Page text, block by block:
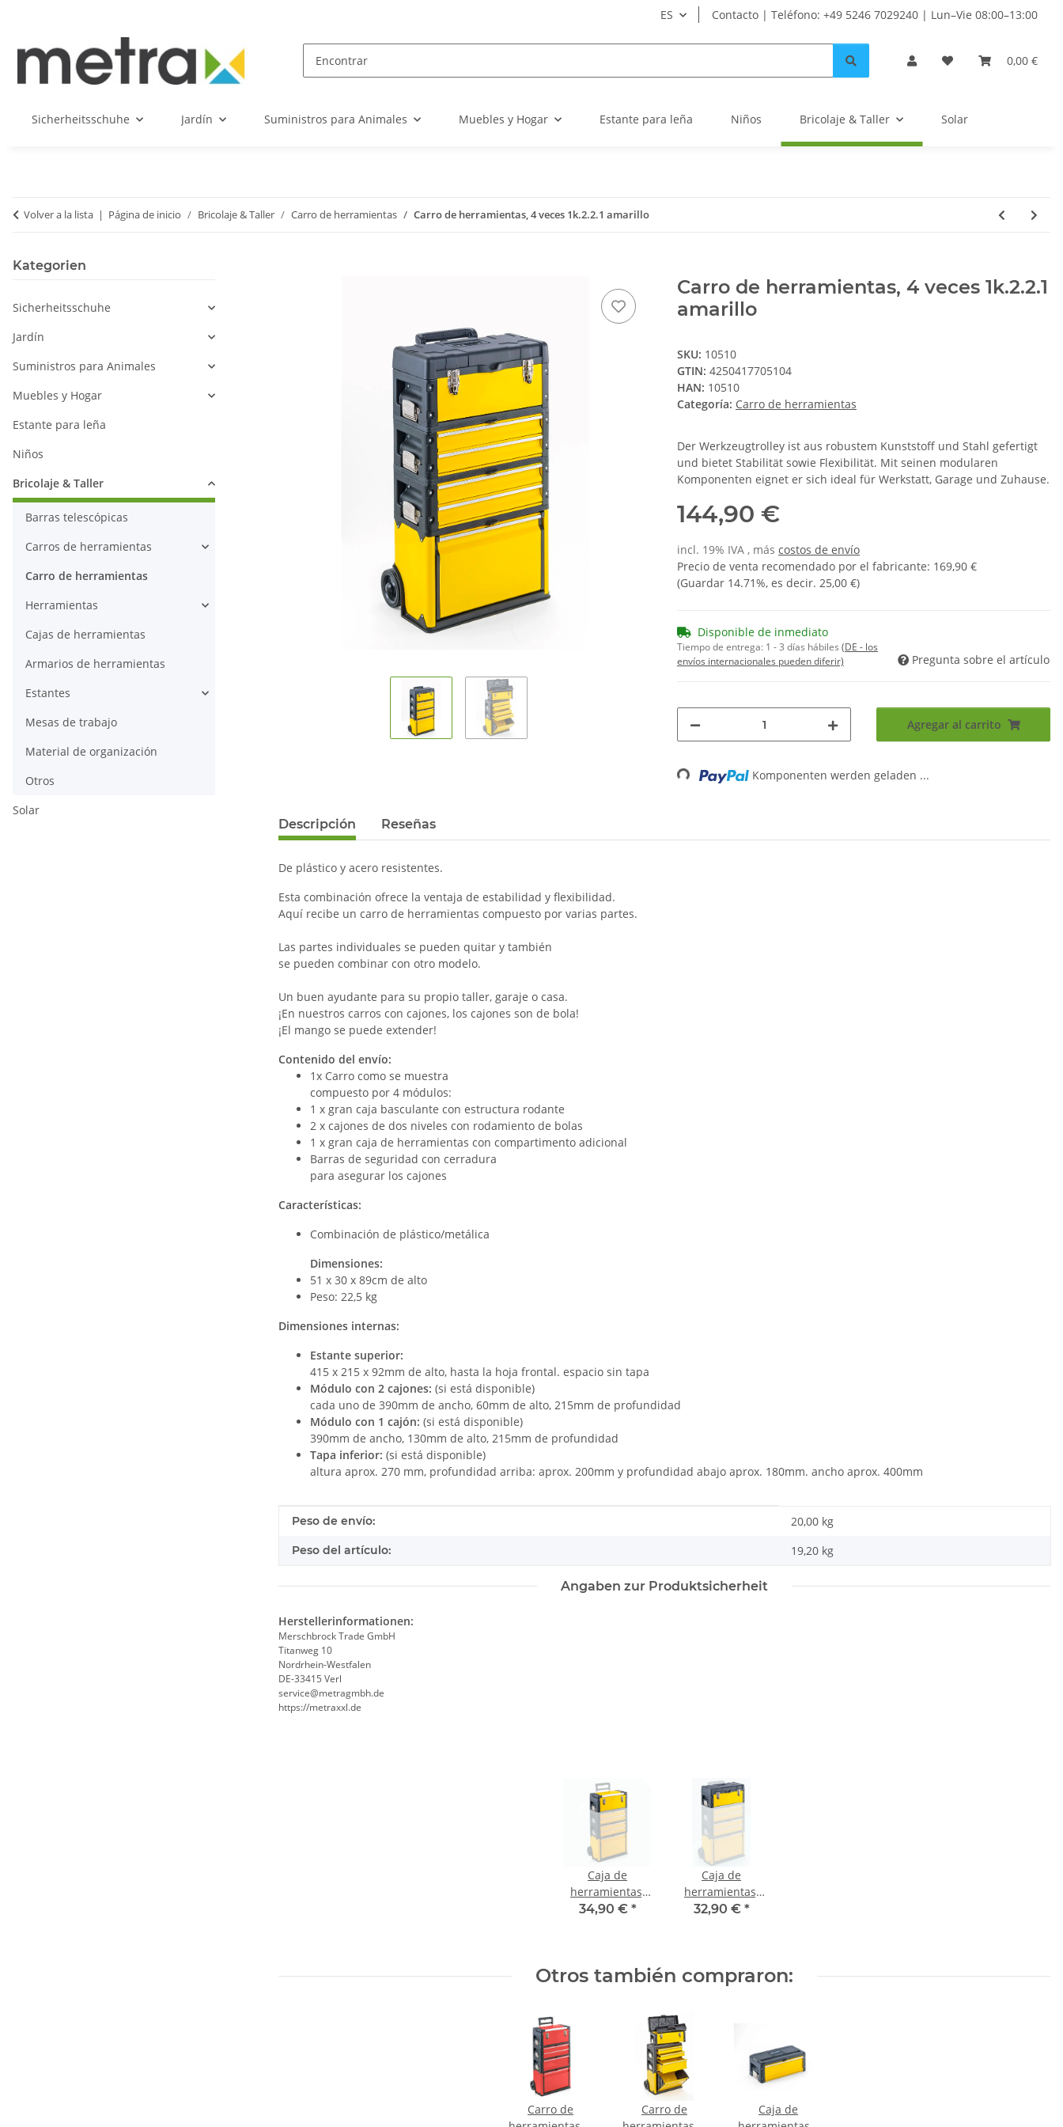
ES Contacto | Teléfono: +49 5246 7029240 | Lun–Vie 08:00–13:00
0,00 €
Sicherheitsschuhe Jardín Suministros para Animales Muebles y Hogar Estante para leña Niños Bricolaje & Taller Solar
Volver a la lista Página de inicio Bricolaje & Taller Carro de herramientas Carro de herramientas, 4 veces 1k.2.2.1 amarillo
Carro de herramientas, 4 veces 1k.2.2.1
amarillo
SKU: 10510
GTIN: 4250417705104
HAN: 10510
Categoría: Carro de herramientas
Der Werkzeugtrolley ist aus robustem Kunststoff und Stahl gefertigt
und bietet Stabilität sowie Flexibilität. Mit seinen modularen
Komponenten eignet er sich ideal für Werkstatt, Garage und Zuhause.
144,90 €
incl. 19% IVA , más costos de envío
Precio de venta recomendado por el fabricante: 169,90 €
(Guardar 14.71%, es decir. 25,00 €)
Disponible de inmediato
Tiempo de entrega: 1 - 3 días hábiles (DE - los
envíos internacionales pueden diferir)
Pregunta sobre el artículo
Agregar al carrito
Loading... Komponenten werden geladen ...
Descripción Reseñas
De plástico y acero resistentes.
Esta combinación ofrece la ventaja de estabilidad y flexibilidad.
Aquí recibe un carro de herramientas compuesto por varias partes.
Las partes individuales se pueden quitar y también
se pueden combinar con otro modelo.
Un buen ayudante para su propio taller, garaje o casa.
¡En nuestros carros con cajones, los cajones son de bola!
¡El mango se puede extender!
Contenido del envío:
1x Carro como se muestra
compuesto por 4 módulos:
1 x gran caja basculante con estructura rodante
2 x cajones de dos niveles con rodamiento de bolas
1 x gran caja de herramientas con compartimento adicional
Barras de seguridad con cerradura
para asegurar los cajones
Características:
Combinación de plástico/metálica
Dimensiones:
51 x 30 x 89cm de alto
Peso: 22,5 kg
Dimensiones internas:
Estante superior:
415 x 215 x 92mm de alto, hasta la hoja frontal. espacio sin tapa
Módulo con 2 cajones: (si está disponible)
cada uno de 390mm de ancho, 60mm de alto, 215mm de profundidad
Módulo con 1 cajón: (si está disponible)
390mm de ancho, 130mm de alto, 215mm de profundidad
Tapa inferior: (si está disponible)
altura aprox. 270 mm, profundidad arriba: aprox. 200mm y profundidad abajo aprox. 180mm. ancho aprox. 400mm
#productDetails.itemInformation#
#productDetails.itemValue#
Peso de envío: 20,00 kg
Peso del artículo: 19,20 kg
Angaben zur Produktsicherheit
Herstellerinformationen:
Merschbrock Trade GmbH
Titanweg 10
Nordrhein-Westfalen
DE-33415 Verl
service@metragmbh.de
https://metraxxl.de
Caja de
herramientas,
Trolley Top-Box
34,90 € *
Caja de
herramientas,
Trolley Top-Box
32,90 € *
Otros también compraron:
Carro de
Carro de
Caja de
Kategorien
Sicherheitsschuhe
Jardín
Suministros para Animales
Muebles y Hogar
Estante para leña
Niños
Bricolaje & Taller
Barras telescópicas
Carros de herramientas
Carro de herramientas
Herramientas
Cajas de herramientas
Armarios de herramientas
Estantes
Mesas de trabajo
Material de organización
Otros
Solar